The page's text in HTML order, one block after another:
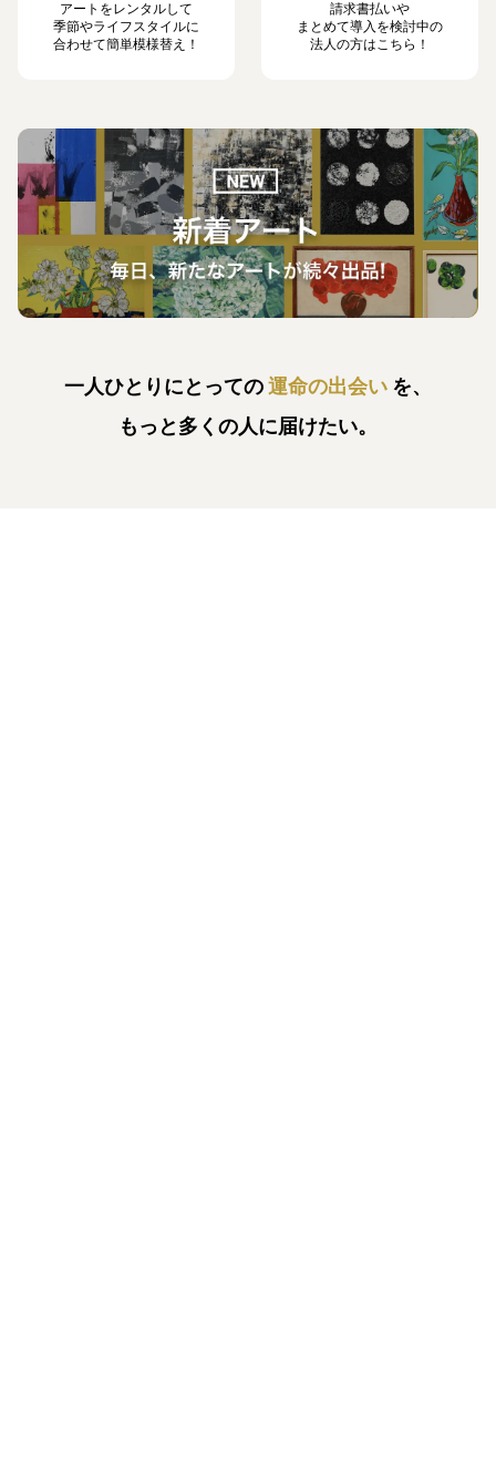
アートをレンタルして
季節やライフスタイルに
合わせて簡単模様替え！
請求書払いや
まとめて導入を検討中の
法人の方はこちら！
一人ひとりにとっての運命の出会い を、
もっと多くの人に届けたい。